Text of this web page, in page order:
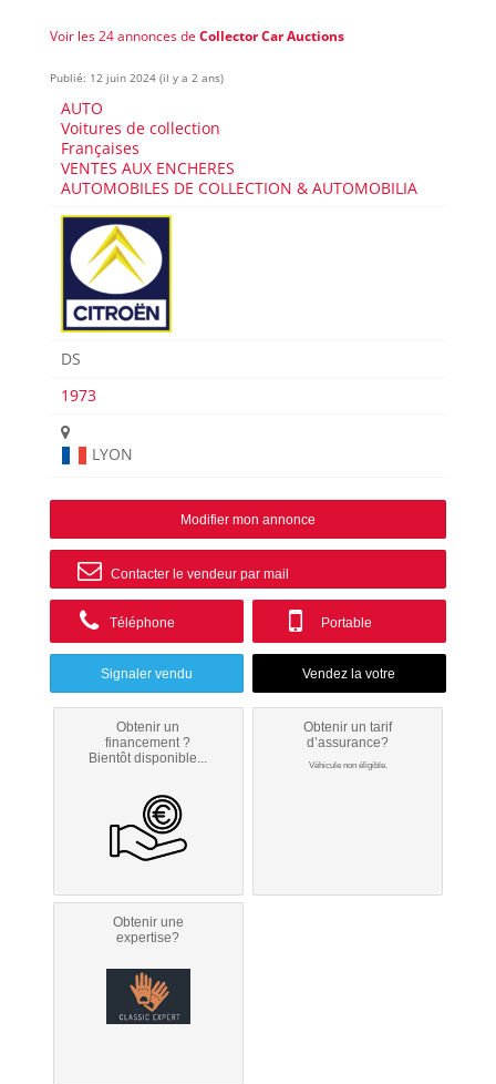
Voir les 24 annonces de Collector Car Auctions
Publié: 12 juin 2024 (il y a 2 ans)
AUTO
Voitures de collection
Françaises
VENTES AUX ENCHERES
AUTOMOBILES DE COLLECTION & AUTOMOBILIA
DS
1973
LYON
Modifier mon annonce
Contacter le vendeur par mail
Téléphone Portable
Signaler vendu
Obtenir un
financement ?
Bientôt disponible...
Obtenir un tarif
d’assurance?
Véhicule non éligible.
Obtenir une
expertise?